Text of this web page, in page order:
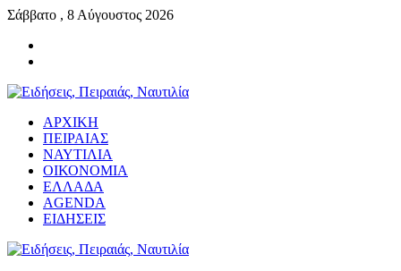
Σάββατο , 8 Αύγουστος 2026
ΑΡΧΙΚΗ
ΠΕΙΡΑΙΑΣ
ΝΑΥΤΙΛΙΑ
ΟΙΚΟΝΟΜΙΑ
ΕΛΛΑΔΑ
AGENDA
ΕΙΔΗΣΕΙΣ